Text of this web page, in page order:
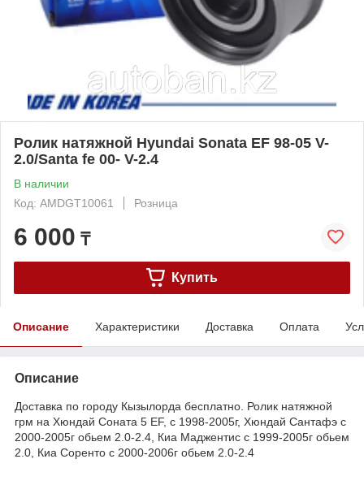
Ролик натяжной Hyundai Sonata EF 98-05 V-
2.0/Santa fe 00- V-2.4
В наличии
Код: AMDGT10061
Розница
6 000 ₸
Купить
Описание Характеристики Доставка Оплата
Описание
Доставка по городу Кызылорда бесплатно. Ролик натяжной
грм на Хюндай Соната 5 EF, с 1998-2005г, Хюндай Сантафэ с
2000-2005г обьем 2.0-2.4, Киа Маджентис с 1999-2005г обьем
2.0, Киа Соренто с 2000-2006г обьем 2.0-2.4